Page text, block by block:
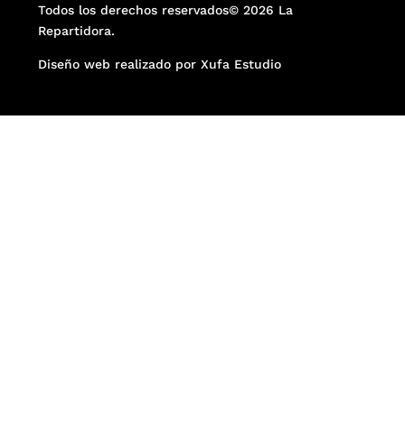
Todos los derechos reservados© 2026 La
Repartidora.
Diseño web realizado por Xufa Estudio